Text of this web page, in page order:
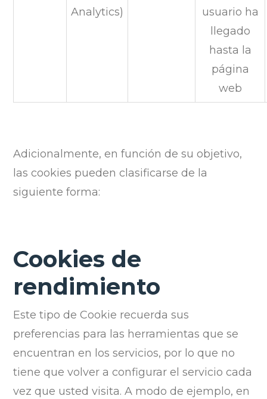
Analytics)
usuario ha
llegado
hasta la
página
web
Adicionalmente, en función de su objetivo,
las cookies pueden clasificarse de la
siguiente forma:
Cookies de
rendimiento
Este tipo de Cookie recuerda sus
preferencias para las herramientas que se
encuentran en los servicios, por lo que no
tiene que volver a configurar el servicio cada
vez que usted visita. A modo de ejemplo, en